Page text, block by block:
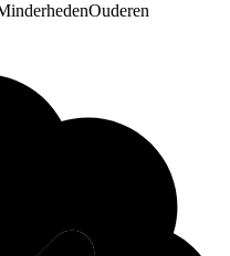
Ouderen